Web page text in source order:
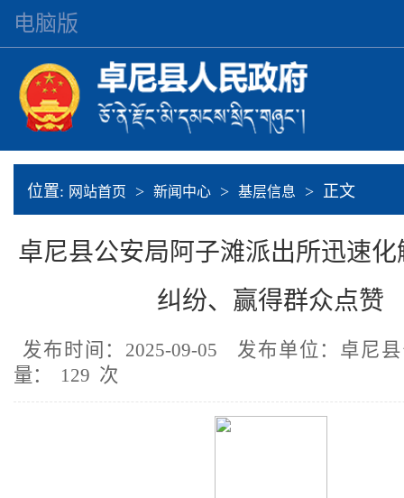
电脑版
位置: 网站首页 > 新闻中心 > 基层信息 > 正文
卓尼县公安局阿子滩派出所迅速
纠纷、赢得群众点赞
发布时间：2025-09-05
发布单位：卓尼
量：
129 次